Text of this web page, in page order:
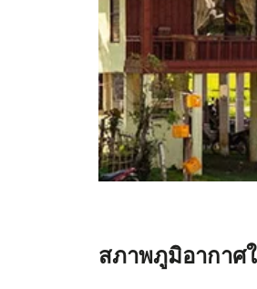
สภาพภูมิอากาศ